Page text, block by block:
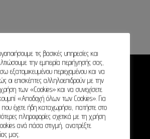
τις βασικές υπηρεσίες και
την εμπειρία περιήγησής σας,
εξατομικευμένου περιεχομένου και να
οι επισκέπτες αλληλοεπιδρούν με την
των «Cookies» και να συνεχίσετε
«Αποδοχή όλων των Cookies». Για
που έχετε ήδη καταχωρήσει, πατήστε στο
πληροφορίες σχετικά με τη χρήση
ανά πάσα στιγμή, ανατρέξτε
μας.